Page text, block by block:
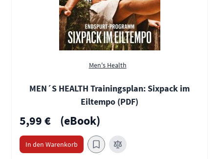
Men's Health
MEN´S HEALTH Trainingsplan: Sixpack im
Eiltempo (PDF)
5,99 € (eBook)
In den Warenkorb